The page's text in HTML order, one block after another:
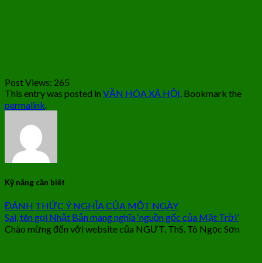
Post Views: 265
This entry was posted in VĂN HÓA XÃ HỘI. Bookmark the
permalink.
Kỹ năng cần biết
ĐÁNH THỨC Ý NGHĨA CỦA MỘT NGÀY
Sai, tên gọi Nhật Bản mang nghĩa ‘nguồn gốc của Mặt Trời’
Chào mừng đến với website của NGƯT. ThS. Tô Ngọc Sơn